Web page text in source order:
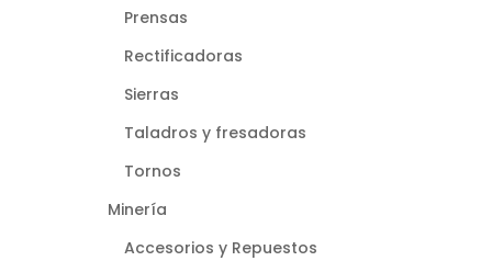
Prensas
Rectificadoras
Sierras
Taladros y fresadoras
Tornos
Minería
Accesorios y Repuestos